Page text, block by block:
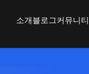
소개블로그커뮤니티